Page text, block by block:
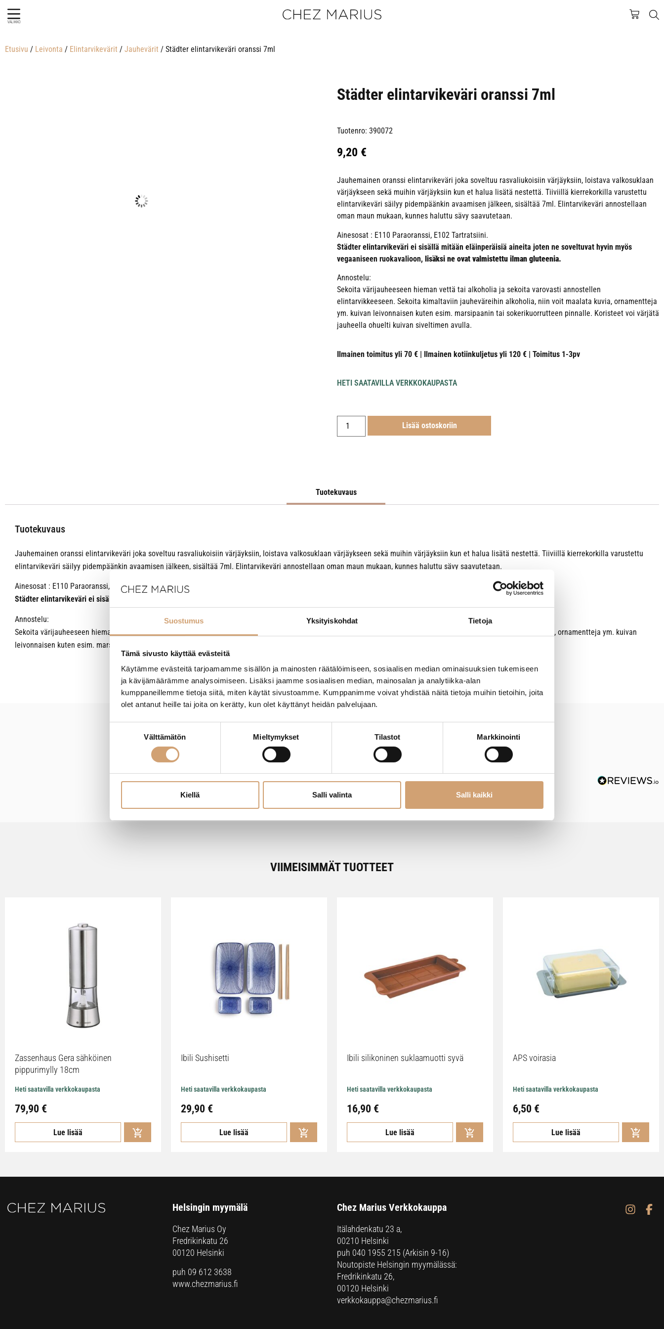
Suostumus Yksityiskohdat Tietoja
Tämä sivusto käyttää evästeitä
Käytämme evästeitä tarjoamamme sisällön ja mainosten räätälöimiseen, sosiaalisen median ominaisuuksien tukemiseen
ja kävijämäärämme analysoimiseen. Lisäksi jaamme sosiaalisen median, mainosalan ja analytiikka-alan
kumppaneillemme tietoja siitä, miten käytät sivustoamme. Kumppanimme voivat yhdistää näitä tietoja muihin tietoihin, joita
olet antanut heille tai joita on kerätty, kun olet käyttänyt heidän palvelujaan.
Välttämätön Mieltymykset Tilastot Markkinointi
Kiellä Salli valinta Salli kaikki
VALIKKO
Etusivu / Leivonta / Elintarvikevärit / Jauhevärit / Städter elintarvikeväri oranssi 7ml
Städter elintarvikeväri oranssi 7ml
Tuotenro: 390072
9,20 €
Jauhemainen oranssi elintarvikeväri joka soveltuu rasvaliukoisiin värjäyksiin, loistava valkosuklaan
värjäykseen sekä muihin värjäyksiin kun et halua lisätä nestettä. Tiiviillä kierrekorkilla varustettu
elintarvikeväri säilyy pidempäänkin avaamisen jälkeen, sisältää 7ml. Elintarvikeväri annostellaan
oman maun mukaan, kunnes haluttu sävy saavutetaan.
Ainesosat : E110 Paraoranssi, E102 Tartratsiini.
Städter elintarvikeväri ei sisällä mitään eläinperäisiä aineita joten ne soveltuvat hyvin myös
vegaaniseen ruokavalioon, lisäksi ne ovat valmistettu ilman gluteenia.
Annostelu:
Sekoita värijauheeseen hieman vettä tai alkoholia ja sekoita varovasti annostellen
elintarvikkeeseen. Sekoita kimaltaviin jauheväreihin alkoholia, niin voit maalata kuvia, ornamentteja
ym. kuivan leivonnaisen kuten esim. marsipaanin tai sokerikuorrutteen pinnalle. Koristeet voi värjätä
jauheella ohuelti kuivan siveltimen avulla.
Ilmainen toimitus yli 70 € | Ilmainen kotiinkuljetus yli 120 € | Toimitus 1-3pv
HETI SAATAVILLA VERKKOKAUPASTA
Lisää ostoskoriin
Tuotekuvaus
Tuotekuvaus
Jauhemainen oranssi elintarvikeväri joka soveltuu rasvaliukoisiin värjäyksiin, loistava valkosuklaan värjäykseen sekä muihin värjäyksiin kun et halua lisätä nestettä. Tiiviillä kierrekorkilla varustettu
elintarvikeväri säilyy pidempäänkin avaamisen jälkeen, sisältää 7ml. Elintarvikeväri annostellaan oman maun mukaan, kunnes haluttu sävy saavutetaan.
Ainesosat : E110 Paraoranssi, E102 Tartratsiini.
Städter elintarvikeväri ei sisällä mitään eläinperäisiä aineita joten ne soveltuvat hyvin myös vegaaniseen ruokavalioon,
Annostelu:
Sekoita värijauheeseen hieman vettä tai alkoholia ja sekoita varovasti annostellen elintarvikkeeseen. Sekoita kimaltaviin jauheväreihin alkoholia, niin voit maalata kuvia, ornamentteja ym. kuivan
leivonnaisen kuten esim. marsipaanin tai sokerikuorrutteen pinnalle. Koristeet voi värjätä jauheella ohuelti kuivan siveltimen avulla.
- Tuotteesta ei ole vielä arvosteluja -
VIIMEISIMMÄT TUOTTEET
Zassenhaus Gera sähköinen
pippurimylly 18cm
Heti saatavilla verkkokaupasta
79,90 €
Lue lisää
Ibili Sushisetti
Heti saatavilla verkkokaupasta
29,90 €
Lue lisää
Ibili silikoninen suklaamuotti syvä
Heti saatavilla verkkokaupasta
16,90 €
Lue lisää
APS voirasia
Heti saatavilla verkkokaupasta
6,50 €
Lue lisää
Helsingin myymälä
Chez Marius Oy
Fredrikinkatu 26
00120 Helsinki
puh 09 612 3638
www.chezmarius.fi
Chez Marius Verkkokauppa
Itälahdenkatu 23 a,
00210 Helsinki
puh 040 1955 215 (Arkisin 9-16)
Noutopiste Helsingin myymälässä:
Fredrikinkatu 26,
00120 Helsinki
verkkokauppa@chezmarius.fi